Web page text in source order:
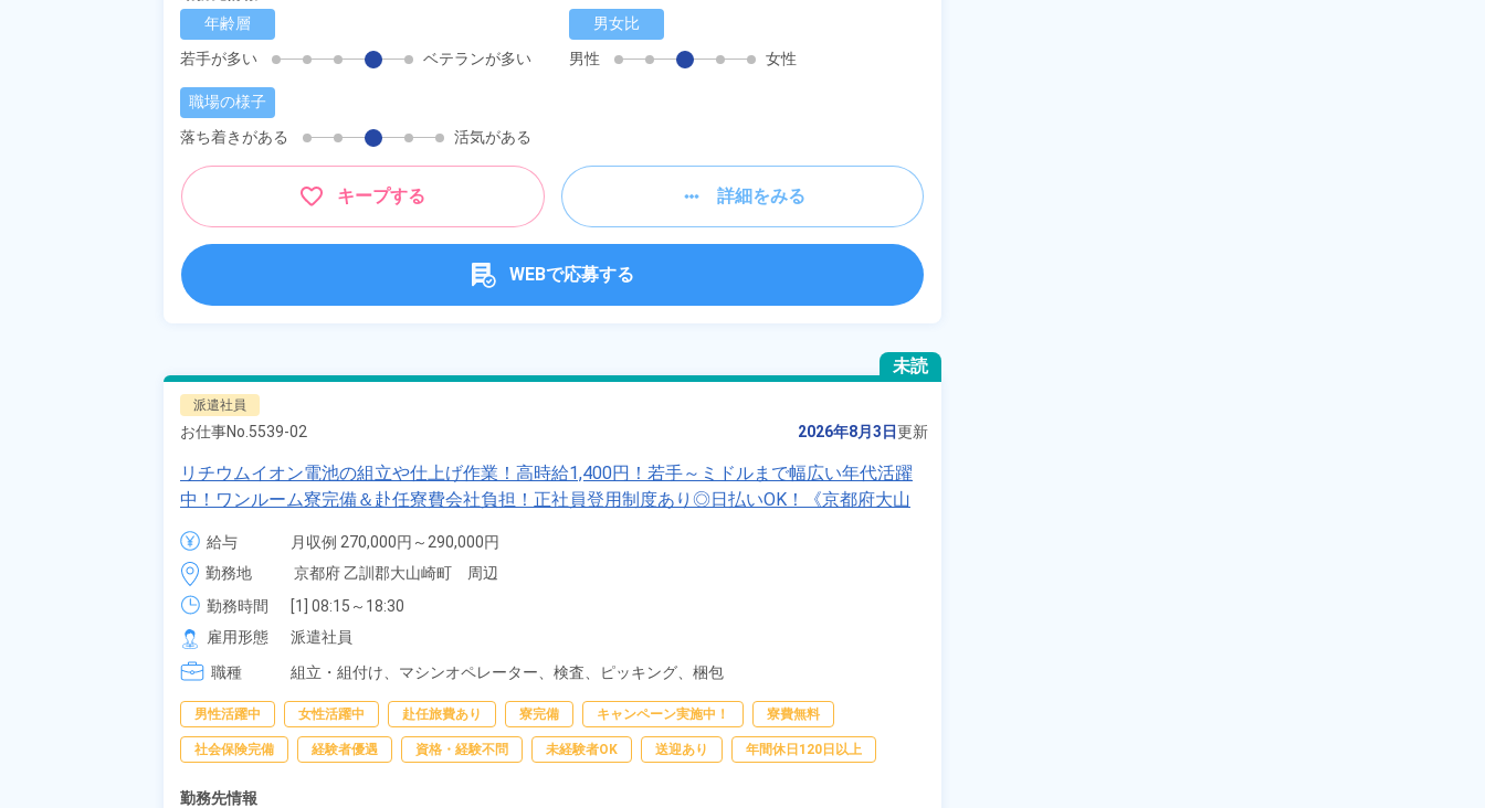
年齢層
若手が多い
ベテランが多い
男女比
男性
女性
職場の様子
落ち着きがある
活気がある
キープする 詳細をみる
WEBで応募する
未読
派遣社員
お仕事No. 5539-02 2026年8月3日更新
リチウムイオン電池の組立や仕上げ作業！高時給1,400円！若手～ミドルまで幅広い年代活躍
中！ワンルーム寮完備＆赴任寮費会社負担！正社員登用制度あり◎日払いOK！《京都府大山
崎町》
給与
月収例 270,000円～290,000円
時給 1,400円～1,400円
勤務地
京都府 乙訓郡大山崎町　周辺
勤務時間
[1] 08:15～18:30
[2] 20:15～06:30
[3] 08:15～17:00
[4] 20:15～05:00
雇用形態
派遣社員
職種
組立・組付け、 マシンオペレーター、 検査、 ピッキング、 梱包
男性活躍中 女性活躍中 赴任旅費あり 寮完備 キャンペーン実施中！ 寮費無料
社会保険完備 経験者優遇 資格・経験不問 未経験者OK 送迎あり 年間休日120日以上
勤務先情報